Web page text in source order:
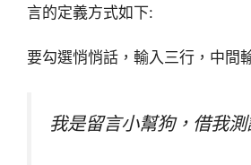
言的定義方式如下:
要勾選悄悄話，輸入三行，中間
我是留言小幫狗，借我